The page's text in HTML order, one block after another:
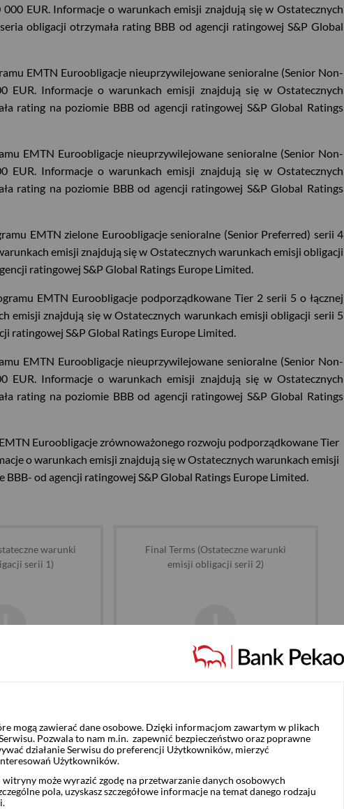
EUR. Informacje o warunkach emisji znajdują się w Ostatecznych
obligacji otrzymała rating BBB od agencji ratingowej S&P Global
EMTN Euroobligacje nieuprzywilejowane senioralne (Senior Non-
EUR. Informacje o warunkach emisji znajdują się w Ostatecznych
rating na poziomie BBB od agencji ratingowej S&P Global Ratings
EMTN Euroobligacje nieuprzywilejowane senioralne (Senior Non-
EUR. Informacje o warunkach emisji znajdują się w Ostatecznych
rating na poziomie BBB od agencji ratingowej S&P Global Ratings
EMTN zielone Euroobligacje senioralne (Senior Preferred) serii 4
emisji znajdują się w Ostatecznych warunkach emisji obligacji
ratingowej S&P Global Ratings Europe Limited.
EMTN Euroobligacje podporządkowane Tier 2 serii 5 o łącznej
emisji znajdują się w Ostatecznych warunkach emisji obligacji serii 5
ratingowej S&P Global Ratings Europe Limited.
EMTN Euroobligacje nieuprzywilejowane senioralne (Senior Non-
EUR. Informacje o warunkach emisji znajdują się w Ostatecznych
rating na poziomie BBB od agencji ratingowej S&P Global Ratings
Euroobligacje zrównoważonego rozwoju podporządkowane Tier
o warunkach emisji znajdują się w Ostatecznych warunkach emisji
BBB- od agencji ratingowej S&P Global Ratings Europe Limited.
warunki
serii 1)
Final Terms (Ostateczne warunki
emisji obligacji serii 2)
Pobierz
Banku
Suplement nr 1 do Prospektu EMTN
11.09.2024
mogą zawierać dane osobowe. Dzięki informacjom zawartym w plikach
Pozwala to nam m.in. zapewnić bezpieczeństwo oraz poprawne
działanie Serwisu do preferencji Użytkowników, mierzyć
Użytkowników.
witryny może wyrazić zgodę na przetwarzanie danych osobowych
pola, uzyskasz szczegółowe informacje na temat danego rodzaju